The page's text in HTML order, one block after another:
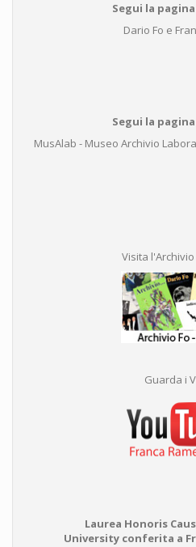
Segui la
Dario Fo e
Segui la
MusAlab - Museo Archivio
Visita l'Archivio
Guarda i
Laurea Honoris
University conferita a